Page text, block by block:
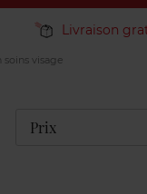
Livraison
soins visage
Prix